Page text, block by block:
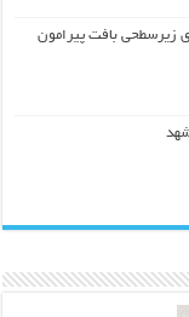
زیرسطحی بافت پیرامون